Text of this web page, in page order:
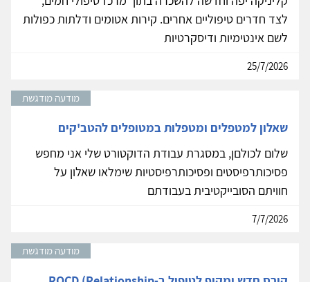
לצד חדרים טיפוליים אחרים. קירות אטומים ודלתות כפולות
לשם אינטימיות ודיסקרטיות
25/7/2026
מודעה מודגשת
שאלון למטפלים ומטפלות במטופלים להטב'קים
שלום לכולםן, במסגרת עבודת הדוקטורט שלי אני מחפש
פסיכותרפיסטים ופסיכותרפיסטיות שימלאו שאלון על
חוויתם הסובייקטיבית בעבודתם
7/7/2026
מודעה מודגשת